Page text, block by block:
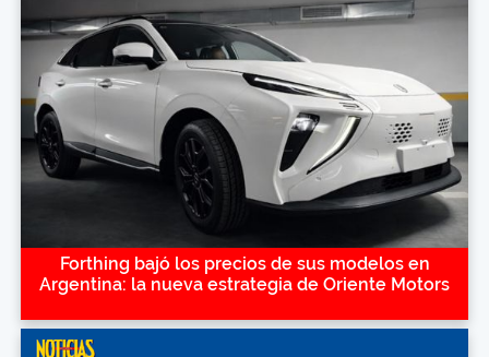
Forthing bajó los precios de sus modelos en
Argentina: la nueva estrategia de Oriente Motors